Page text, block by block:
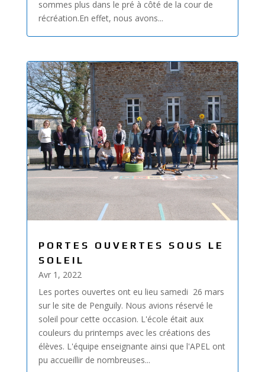
sommes plus dans le pré à côté de la cour de
récréation.En effet, nous avons...
PORTES OUVERTES SOUS LE
SOLEIL
Avr 1, 2022
Les portes ouvertes ont eu lieu samedi 26 mars
sur le site de Penguily. Nous avions réservé le
soleil pour cette occasion. L'école était aux
couleurs du printemps avec les créations des
élèves. L'équipe enseignante ainsi que l'APEL ont
pu accueillir de nombreuses...